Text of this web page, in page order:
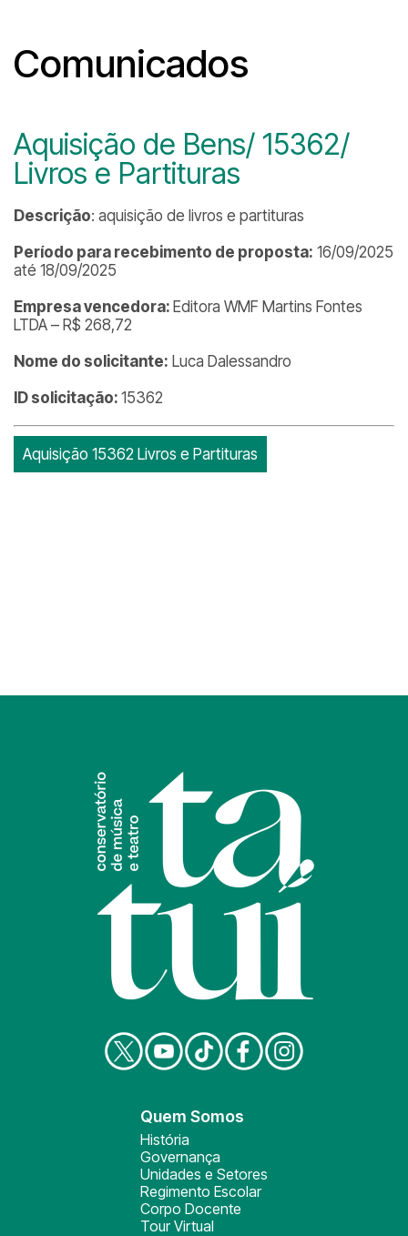
Comunicados
Aquisição de Bens/ 15362/
Livros e Partituras
Descrição: aquisição de livros e partituras
Período para recebimento de proposta: 16/09/2025
até 18/09/2025
Empresa vencedora: Editora WMF Martins Fontes
LTDA – R$ 268,72
Nome do solicitante: Luca Dalessandro
ID solicitação: 15362
Aquisição 15362 Livros e Partituras
Quem Somos
História
Governança
Unidades e Setores
Regimento Escolar
Corpo Docente
Tour Virtual